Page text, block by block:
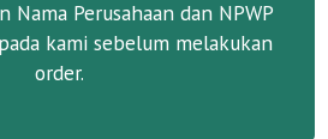
Nama Perusahaan dan NPWP
kami sebelum melakukan
order.